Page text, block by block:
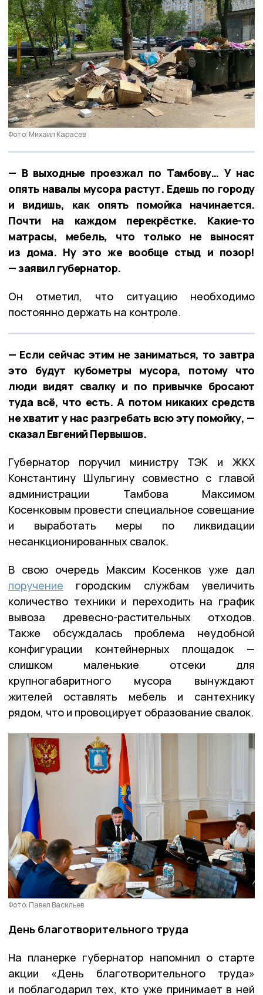
Фото: Михаил Карасев
— В выходные проезжал по Тамбову… У нас
опять навалы мусора растут. Едешь по городу
и видишь, как опять помойка начинается.
Почти на каждом перекрёстке. Какие-то
матрасы, мебель, что только не выносят
из дома. Ну это же вообще стыд и позор!
— заявил губернатор.
Он отметил, что ситуацию необходимо
постоянно держать на контроле.
— Если сейчас этим не заниматься, то завтра
это будут кубометры мусора, потому что
люди видят свалку и по привычке бросают
туда всё, что есть. А потом никаких средств
не хватит у нас разгребать всю эту помойку, —
сказал Евгений Первышов.
Губернатор поручил министру ТЭК и ЖКХ
Константину Шульгину совместно с главой
администрации Тамбова Максимом
Косенковым провести специальное совещание
и выработать меры по ликвидации
несанкционированных свалок.
В свою очередь Максим Косенков уже дал
поручение городским службам увеличить
количество техники и переходить на график
вывоза древесно-растительных отходов.
Также обсуждалась проблема неудобной
конфигурации контейнерных площадок —
слишком маленькие отсеки для
крупногабаритного мусора вынуждают
жителей оставлять мебель и сантехнику
рядом, что и провоцирует образование свалок.
Фото: Павел Васильев
День благотворительного труда
На планерке губернатор напомнил о старте
акции «День благотворительного труда»
и поблагодарил тех, кто уже принимает в ней